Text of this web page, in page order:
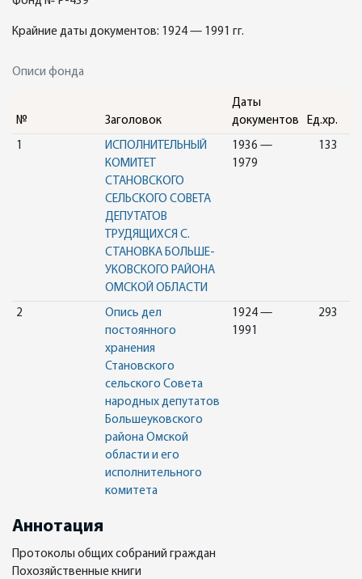
Крайние даты документов: 1924 — 1991 гг.
Описи фонда
№ Заголовок
Даты
документов
Ед.хр.
1
ИСПОЛНИТЕЛЬНЫЙ
КОМИТЕТ
СТАНОВСКОГО
СЕЛЬСКОГО СОВЕТА
ДЕПУТАТОВ
ТРУДЯЩИХСЯ С.
СТАНОВКА БОЛЬШЕ-
УКОВСКОГО РАЙОНА
ОМСКОЙ ОБЛАСТИ
1936 —
1979
133
2
Опись дел
постоянного
хранения
Становского
сельского Совета
народных депутатов
Большеуковского
района Омской
области и его
исполнительного
комитета
1924 —
1991
293
Аннотация
Протоколы общих собраний граждан
Похозяйственные книги